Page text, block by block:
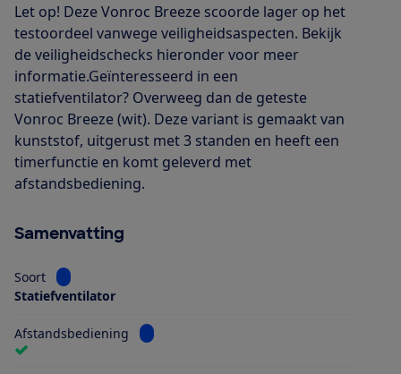
Let op! Deze Vonroc Breeze scoorde lager op het
testoordeel vanwege veiligheidsaspecten. Bekijk
de veiligheidschecks hieronder voor meer
informatie.Geïnteresseerd in een
statiefventilator? Overweeg dan de geteste
Vonroc Breeze (wit). Deze variant is gemaakt van
kunststof, uitgerust met 3 standen en heeft een
timerfunctie en komt geleverd met
afstandsbediening.
Samenvatting
Soort
Bekijk informatie voor Soort
Statiefventilator
Afstandsbediening Bekijk informatie voor Afstandsbediening